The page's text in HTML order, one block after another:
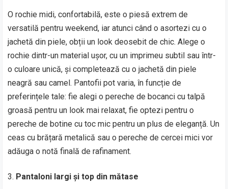
O rochie midi, confortabilă, este o piesă extrem de
versatilă pentru weekend, iar atunci când o asortezi cu o
jachetă din piele, obții un look deosebit de chic. Alege o
rochie dintr-un material ușor, cu un imprimeu subtil sau într-
o culoare unică, și completează cu o jachetă din piele
neagră sau camel. Pantofii pot varia, în funcție de
preferințele tale: fie alegi o pereche de bocanci cu talpă
groasă pentru un look mai relaxat, fie optezi pentru o
pereche de botine cu toc mic pentru un plus de eleganță. Un
ceas cu brățară metalică sau o pereche de cercei mici vor
adăuga o notă finală de rafinament.
Pantaloni largi și top din mătase